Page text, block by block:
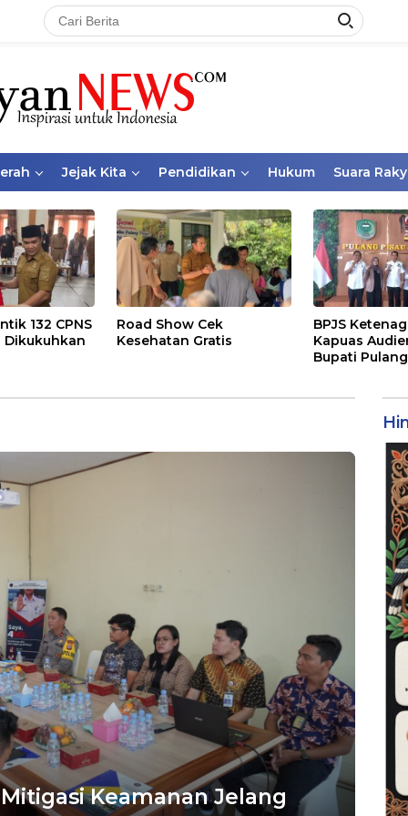
Jejak Kita Pendidikan Hukum Suara
132 CPNS
Dikukuhkan
Road Show Cek
Kesehatan Gratis
BPJS
Kapuas
Bupati
Keamanan Jelang